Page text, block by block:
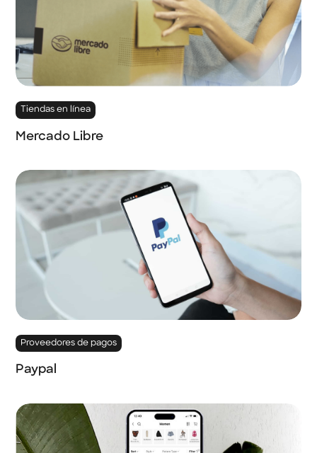
Tiendas en línea
Mercado Libre
Proveedores de pagos
Paypal